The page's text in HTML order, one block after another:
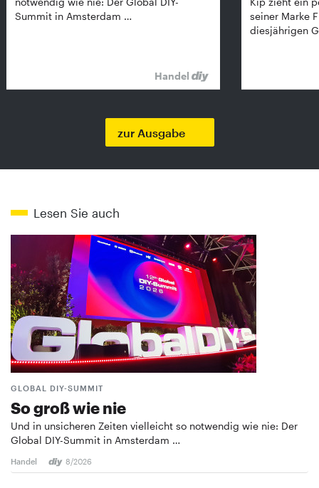
Summit in Amsterdam …
Handel
seiner Marke
diesjährigen
zur Ausgabe
Lesen Sie auch
GLOBAL DIY-SUMMIT
So groß wie nie
Und in unsicheren Zeiten vielleicht so notwendig wie nie: Der
Global DIY-Summit in Amsterdam …
Handel 8/2026